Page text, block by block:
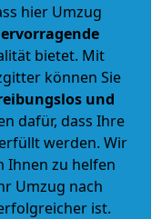
hier Umzug
bietet. Mit
können Sie
und
dafür, dass Ihre
werden. Wir
Ihnen zu helfen
Umzug nach
ist.